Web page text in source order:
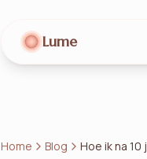
Lume
Home Blog Hoe ik na